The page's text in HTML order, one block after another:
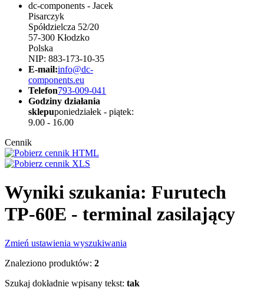
dc-components - Jacek
Pisarczyk
Spółdzielcza 52/20
57-300 Kłodzko
Polska
NIP: 883-173-10-35
E-mail:info@dc-
components.eu
Telefon793-009-041
Godziny działania
sklepuponiedziałek - piątek:
9.00 - 16.00
Cennik
Wyniki szukania: Furutech
TP-60E - terminal zasilający
Zmień ustawienia wyszukiwania
Znaleziono produktów: 2
Szukaj dokładnie wpisany tekst: tak